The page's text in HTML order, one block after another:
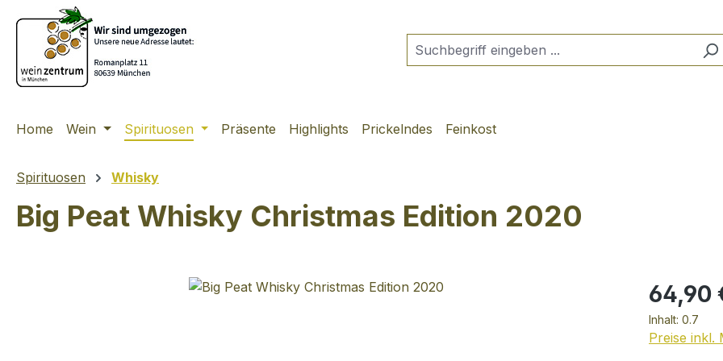
Hauptinhalt springen
Zur Suche springen
Zur Hauptnavigation springen
Home Wein Spirituosen Präsente Highlights Prickelndes Feinkost
Spirituosen Whisky
Big Peat Whisky Christmas Edition 2020
64,90
Inhalt: 0.7
Preise inkl.